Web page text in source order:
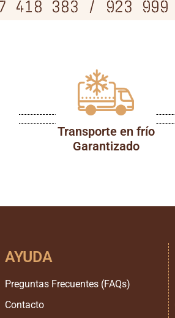
Transporte en frío
Garantizado
AYUDA
Preguntas Frecuentes (FAQs)
Contacto